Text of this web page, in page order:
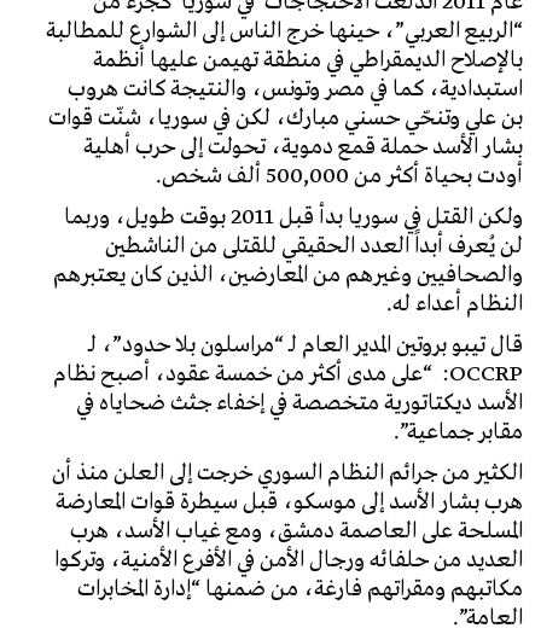
“الربيع العربي”، حينها خرج الناس إلى الشوارع للمطالبة
بالإصلاح الديمقراطي في منطقة تهيمن عليها أنظمة
استبدادية، كما في مصر وتونس، والنتيجة كانت هروب
بن علي وتنحّي حسني مبارك، لكن في سوريا، شنّت قوات
بشار الأسد حملة قمع دموية، تحولت إلى حرب أهلية
أودت بحياة أكثر من 500,000 ألف شخص.
ولكن القتل في سوريا بدأ قبل 2011 بوقت طويل، وربما
لن يُعرف أبداً العدد الحقيقي للقتلى من الناشطين
والصحافيين وغيرهم من المعارضين، الذين كان يعتبرهم
النظام أعداء له.
قال تيبو بروتين المدير العام لـ “مراسلون بلا حدود”، لـ
OCCRP: “على مدى أكثر من خمسة عقود، أصبح نظام
الأسد ديكتاتورية متخصصة في إخفاء جثث ضحاياه في
مقابر جماعية”.
الكثير من جرائم النظام السوري خرجت إلى العلن منذ أن
هرب بشار الأسد إلى موسكو، قبل سيطرة قوات المعارضة
المسلحة على العاصمة دمشق، ومع غياب الأسد، هرب
العديد من حلفائه ورجال الأمن في الأفرع الأمنية، وتركوا
مكاتبهم ومقراتهم فارغة، من ضمنها “إدارة المخابرات
العامة”.